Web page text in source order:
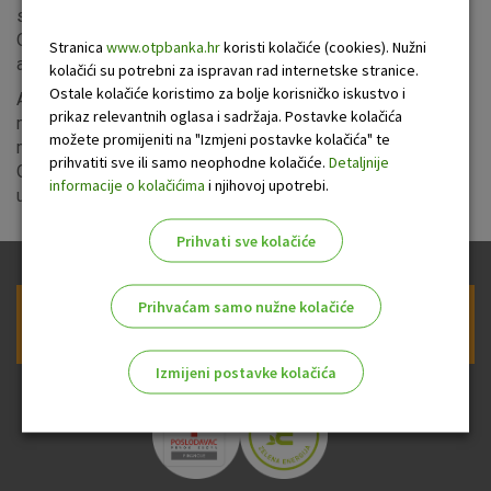
se nalazi opcija za slanje bodova bilo kojem korisniku
OTPetice. Korisnik može bodove poslati unosom e-mail
adrese ili broja mobitela primatelja.
Ako primatelj nije potvrdio svoju e-mail adresu ili broj
mobitela, bodovi neće biti poslani. Podaci o verifikaciji e-
mail adrese i broja mobitela su vidljivi u dijelu Profil u
OTPetici, odnosno ako je vidljiva zelena kvačica, podaci su
uspješno verificirani.
Prijava na newsletter OTP banke
Stranica www.otpbanka.hrkoristi kolačiće (cookies). Nužni
kolačići su potrebni za ispravan rad internetske stranice.
Ostale kolačiće koristimo za bolje korisničko iskustvo i
prikaz relevantnih oglasa i sadržaja. Postavke kolačića
možete promijeniti na "Izmjeni postavke kolačića" te
prihvatiti sve ili samo neophodne kolačiće. Detaljnije
informacije o kolačićima i njihovoj upotrebi.
Prihvati sve kolačiće
Prihvaćam samo nužne kolačiće
Izmijeni postavke kolačića